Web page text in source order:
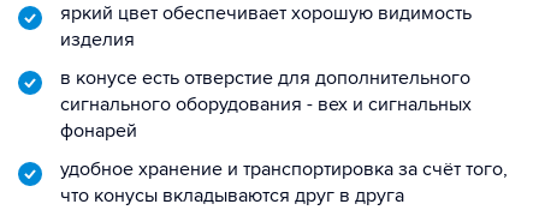
яркий цвет обеспечивает хорошую видимость
изделия
в конусе есть отверстие для дополнительного
сигнального оборудования - вех и сигнальных
фонарей
удобное хранение и транспортировка за счёт того,
что конусы вкладываются друг в друга